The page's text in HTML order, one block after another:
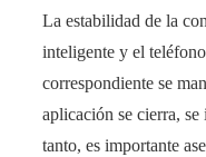
La estabilidad de la
inteligente y el
correspondiente se
aplicación se cierra,
tanto, es importante